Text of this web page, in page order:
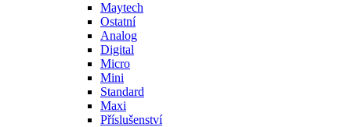
Maytech
Ostatní
Analog
Digital
Micro
Mini
Standard
Maxi
Příslušenství